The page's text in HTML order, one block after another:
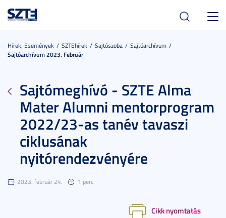
Hírek, Események SZTEhírek Sajtószoba
Sajtóarchívum
Sajtóarchívum 2023. Február
Sajtómeghívó - SZTE Alma
Mater Alumni mentorprogram
2022/23-as tanév tavaszi
ciklusának
nyitórendezvényére
2023. február 24. 1 perc
Cikk nyomtatás